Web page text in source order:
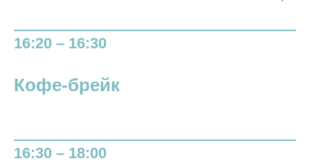
16:20 – 16:30
Кофе-брейк
16:30 – 18:00